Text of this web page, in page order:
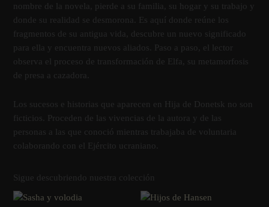
nombre de la novela, pierde a su familia, su hogar y su trabajo y
donde su realidad se desmorona. Es aquí donde reúne los
fragmentos de su antigua vida, descubre un nuevo significado
para ella y encuentra nuevos aliados. Paso a paso, el lector
observa el proceso de transformación de Elfa, su metamorfosis
de presa a cazadora.
Los sucesos e historias que aparecen en Hija de Donetsk no son
ficticios. Proceden de las vivencias de la autora y de las
personas a las que conoció mientras trabajaba de voluntaria
colaborando con el Ejército ucraniano.
Sigue descubriendo nuestra colección